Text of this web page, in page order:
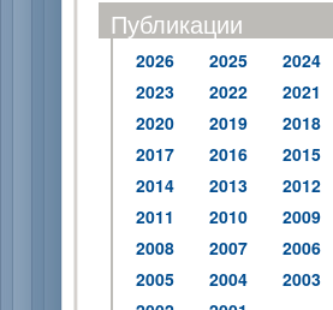
Публикации
2026 2025
2024
2023
2022
2021
2020
2019
2018
2017
2016
2015
2014
2013
2012
2011
2010
2009
2008
2007
2006
2005
2004
2003